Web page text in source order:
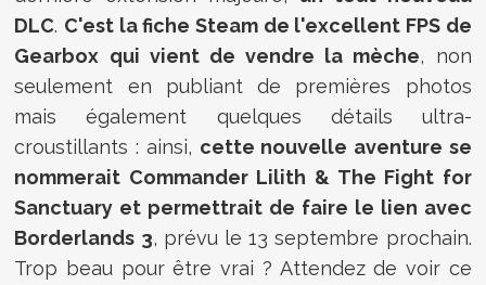
DLC. C'est la fiche Steam de l'excellent FPS de
Gearbox qui vient de vendre la mèche, non
seulement en publiant de premières photos
mais également quelques détails ultra-
croustillants : ainsi, cette nouvelle aventure se
nommerait Commander Lilith & The Fight for
Sanctuary et permettrait de faire le lien avec
Borderlands 3, prévu le 13 septembre prochain.
Trop beau pour être vrai ? Attendez de voir ce